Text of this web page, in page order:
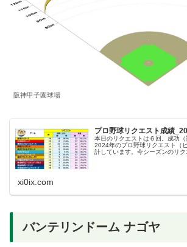
阪神甲子園球場
プロ野球リクエスト成績
本日のリクエストは６回。成功（
2024年のプロ野球リクエスト（
計しています。今シーズンのリ
xi0ix.com
バンテリンドーム ナゴヤ